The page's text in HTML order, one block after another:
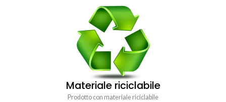
Materiale riciclabile
Prodotto con materiale riciclabile